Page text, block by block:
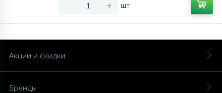
- + шт
Акции и скидки
Бренды